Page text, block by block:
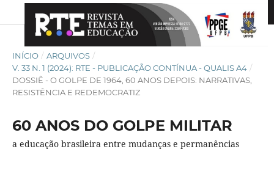
INÍCIO / ARQUIVOS /
V. 33 N. 1 (2024): RTE - PUBLICAÇÃO CONTÍNUA - QUALIS A4 /
DOSSIÊ - O GOLPE DE 1964, 60 ANOS DEPOIS: NARRATIVAS,
RESISTÊNCIA E REDEMOCRATIZ
60 ANOS DO GOLPE MILITAR
a educação brasileira entre mudanças e permanências